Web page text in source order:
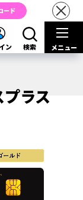
ード
ン 検索 メニュー
ラス